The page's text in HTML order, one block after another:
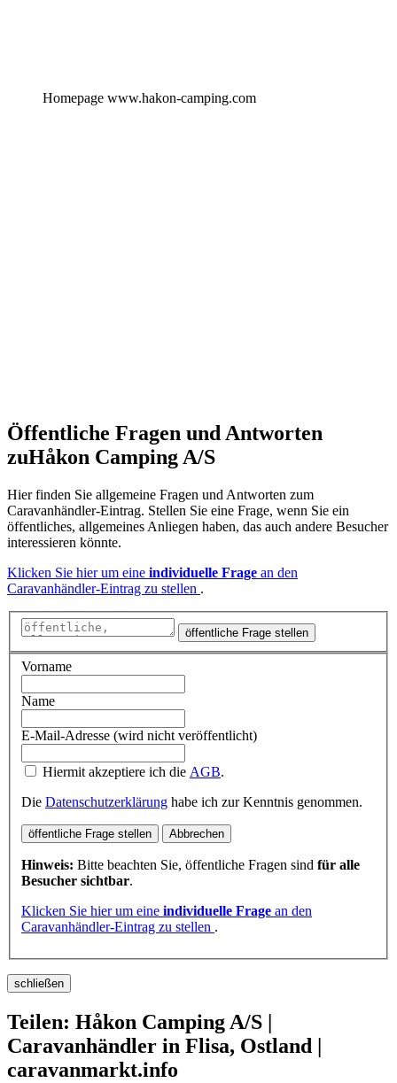
Homepage www.hakon-camping.com
Öffentliche Fragen und Antworten
zuHåkon Camping A/S
Hier finden Sie allgemeine Fragen und Antworten zum
Caravanhändler-Eintrag. Stellen Sie eine Frage, wenn Sie ein
öffentliches, allgemeines Anliegen haben, das auch andere Besucher
interessieren könnte.
Klicken Sie hier um eine individuelle Frage an den
Caravanhändler-Eintrag zu stellen .
öffentliche Frage stellen
Vorname
Name
E-Mail-Adresse (wird nicht veröffentlicht)
Hiermit akzeptiere ich die AGB.
Die Datenschutzerklärung habe ich zur Kenntnis genommen.
öffentliche Frage stellen Abbrechen
Hinweis: Bitte beachten Sie, öffentliche Fragen sind für alle
Besucher sichtbar.
Klicken Sie hier um eine individuelle Frage an den
Caravanhändler-Eintrag zu stellen .
schließen
Teilen: Håkon Camping A/S |
Caravanhändler in Flisa, Ostland |
caravanmarkt.info